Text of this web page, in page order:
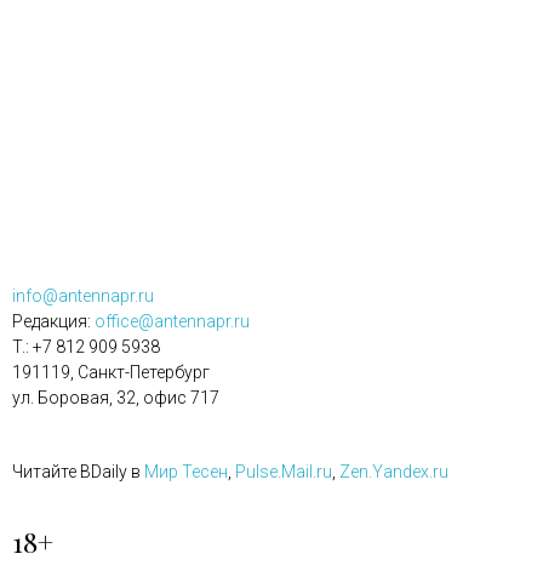
info@antennapr.ru
Редакция: office@antennapr.ru
T.: +7 812 909 5938
191119, Санкт-Петербург
ул. Боровая, 32, офис 717
Читайте BDaily в Мир Тесен Pulse.Mail.ru Zen.Yandex.ru
18+